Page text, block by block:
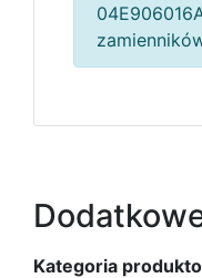
Kategoria